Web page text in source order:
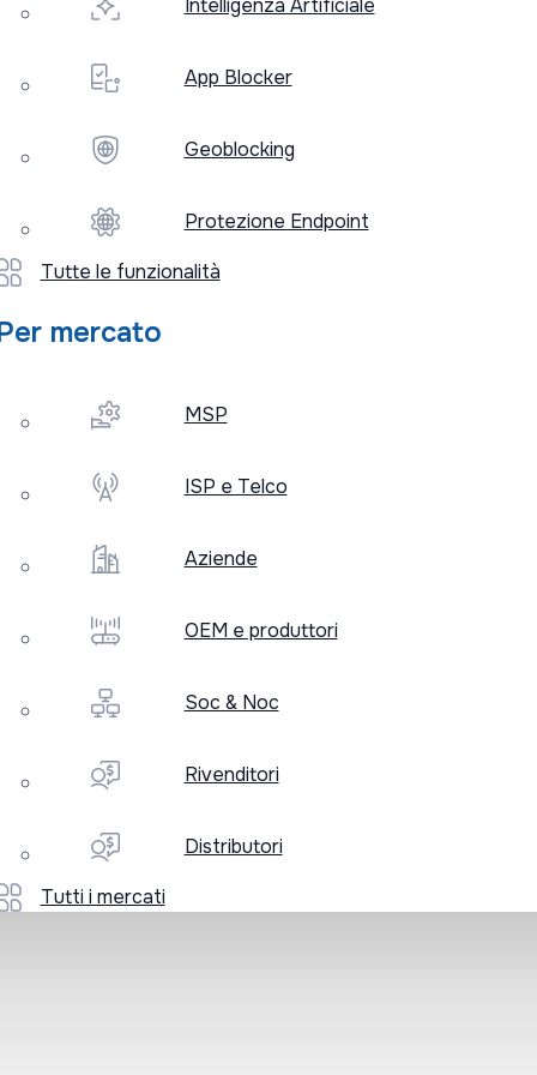
Intelligenza Artificiale
App Blocker
Geoblocking
Protezione Endpoint
Tutte le funzionalità
mercato
MSP
ISP e Telco
Aziende
OEM e produttori
Soc & Noc
Rivenditori
Distributori
Tutti i mercati
La nostra